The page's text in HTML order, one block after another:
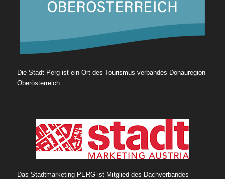
Die Stadt Perg ist ein Ort des Tourismus-verbandes Donauregion
Oberösterreich.
Das Stadtmarketing PERG ist Mitglied des Dachverbandes